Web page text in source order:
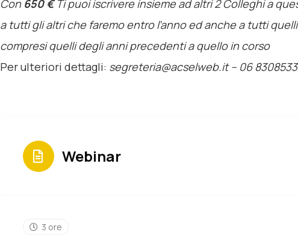
Con 650 €Ti puoi iscrivere insieme ad altri 2 Colleghi a
a tutti gli altri che faremo entro l’anno ed anche a tutti
compresi quelli degli anni precedenti a quello in corso
Per ulteriori dettagli: segreteria@acselweb.it – 06
Webinar
3 ore